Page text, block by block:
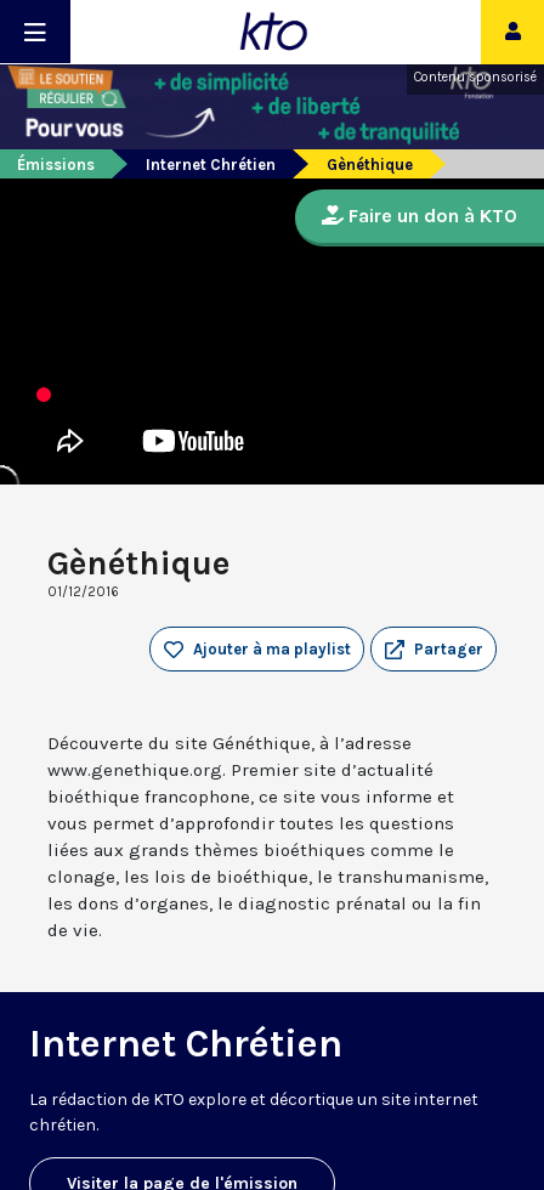
Contenu sponsorisé
Émissions Internet Chrétien Gènéthique
Gènéthique
01/12/2016
Partager
Ajouter à ma playlist
Découverte du site Généthique, à l’adresse
www.genethique.org. Premier site d’actualité
bioéthique francophone, ce site vous informe et
vous permet d’approfondir toutes les questions
liées aux grands thèmes bioéthiques comme le
clonage, les lois de bioéthique, le transhumanisme,
les dons d’organes, le diagnostic prénatal ou la fin
de vie.
Internet Chrétien
La rédaction de KTO explore et décortique un site internet
chrétien.
Visiter la page de l'émission
Faire un don à KTO